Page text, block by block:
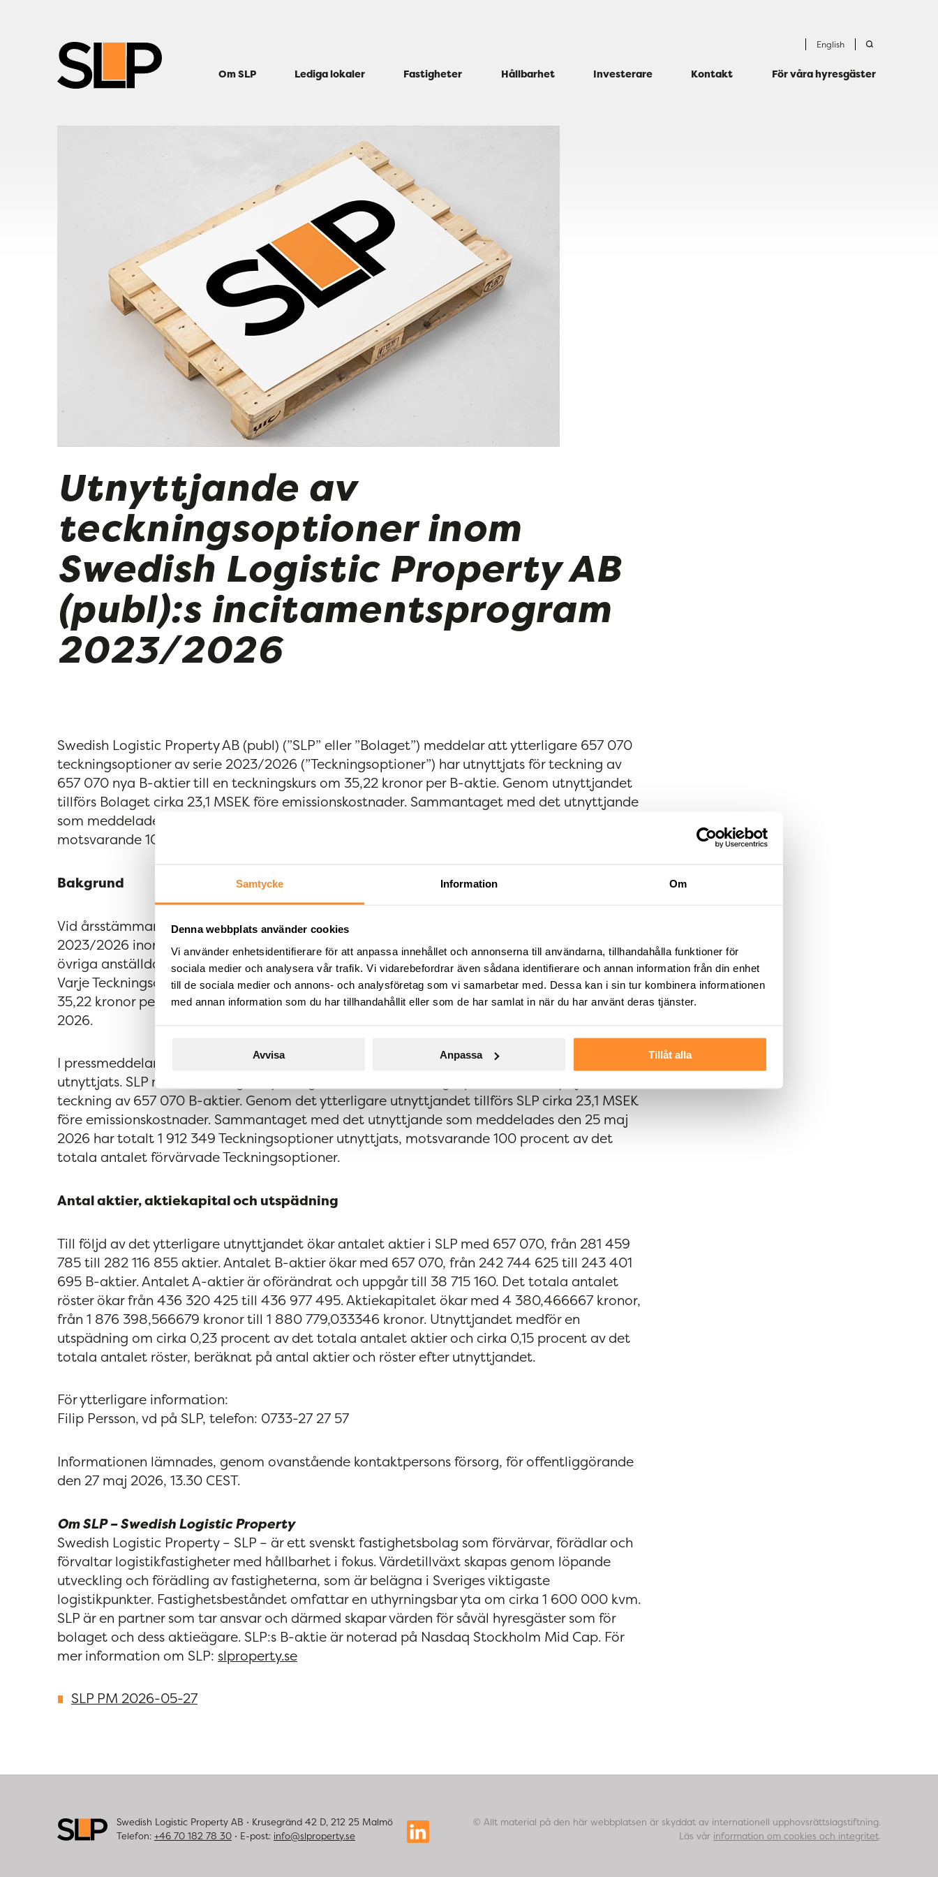
Samtycke Information Om
Denna webbplats använder cookies
Vi använder enhetsidentifierare för att anpassa innehållet och annonserna till användarna, tillhandahålla funktioner för
sociala medier och analysera vår trafik. Vi vidarebefordrar även sådana identifierare och annan information från din enhet
till de sociala medier och annons- och analysföretag som vi samarbetar med. Dessa kan i sin tur kombinera informationen
med annan information som du har tillhandahållit eller som de har samlat in när du har använt deras tjänster.
Avvisa Anpassa Tillåt alla
English
Om SLP Lediga lokaler Fastigheter Hållbarhet Investerare Kontakt För våra hyresgäster
Utnyttjande av
teckningsoptioner inom
Swedish Logistic Property AB
(publ):s incitamentsprogram
2023/2026
Swedish Logistic Property AB (publ) (”SLP” eller ”Bolaget”) meddelar att ytterligare 657 070
teckningsoptioner av serie 2023/2026 (”Teckningsoptioner”) har utnyttjats för teckning av
657 070 nya B-aktier till en teckningskurs om 35,22 kronor per B-aktie. Genom utnyttjandet
tillförs Bolaget cirka 23,1 MSEK före emissionskostnader. Sammantaget med det utnyttjande
som meddelades den 25 maj 2026 har totalt 1 912 349 Teckningsoptioner utnyttjats,
motsvarande 100 procent av totalt antal förvärvade Teckningsoptioner.
Bakgrund
Vid årsstämman den 26 april 2023 beslutades om emission av teckningsoptioner av serie
2023/2026 inom ramen för ett incitamentsprogram riktat till tre ledningspersoner och elva
övriga anställda i SLP. Totalt förvärvades 1 912 349 Teckningsoptioner till marknadsvärde.
Varje Teckningsoption berättigade till teckning av en (1) ny B-aktie till en teckningskurs om
35,22 kronor per B-aktie under perioden från och med den 1 maj 2026 till och med den 31 maj
2026.
I pressmeddelande den 25 maj 2026 meddelades att 1 255 279 Teckningsoptioner då hade
utnyttjats. SLP meddelar idag att ytterligare 657 070 Teckningsoptioner har utnyttjats för
teckning av 657 070 B-aktier. Genom det ytterligare utnyttjandet tillförs SLP cirka 23,1 MSEK
före emissionskostnader. Sammantaget med det utnyttjande som meddelades den 25 maj
2026 har totalt 1 912 349 Teckningsoptioner utnyttjats, motsvarande 100 procent av det
totala antalet förvärvade Teckningsoptioner.
Antal aktier, aktiekapital och utspädning
Till följd av det ytterligare utnyttjandet ökar antalet aktier i SLP med 657 070, från 281 459
785 till 282 116 855 aktier. Antalet B-aktier ökar med 657 070, från 242 744 625 till 243 401
695 B-aktier. Antalet A-aktier är oförändrat och uppgår till 38 715 160. Det totala antalet
röster ökar från 436 320 425 till 436 977 495. Aktiekapitalet ökar med 4 380,466667 kronor,
från 1 876 398,566679 kronor till 1 880 779,033346 kronor. Utnyttjandet medför en
utspädning om cirka 0,23 procent av det totala antalet aktier och cirka 0,15 procent av det
totala antalet röster, beräknat på antal aktier och röster efter utnyttjandet.
För ytterligare information:
Filip Persson, vd på SLP, telefon: 0733-27 27 57
Informationen lämnades, genom ovanstående kontaktpersons försorg, föroffentliggörande
den 27 maj 2026, 13.30 CEST.
Om SLP – Swedish Logistic Property
Swedish Logistic Property – SLP – är ett svenskt fastighetsbolag som förvärvar, förädlar och
förvaltar logistikfastigheter med hållbarhet i fokus. Värdetillväxt skapas genom löpande
utveckling och förädling av fastigheterna, som är belägna i Sveriges viktigaste
logistikpunkter. Fastighetsbeståndet omfattar en uthyrningsbar yta om cirka 1 600 000 kvm.
SLP är en partner som tar ansvar och därmed skapar värden för såväl hyresgäster som för
bolaget och dess aktieägare. SLP:s B-aktie är noterad på Nasdaq Stockholm Mid Cap. För
mer information om SLP: slproperty.se
SLP PM 2026-05-27
Swedish Logistic Property AB ⋅ Krusegränd 42 D, 212 25 Malmö
Telefon: +46 70 182 78 30 ⋅ E-post: info@slproperty.se
© Allt material på den här webbplatsen är skyddat av internationell upphovsrättslagstiftning.
Läs vår information om cookies och integritet.